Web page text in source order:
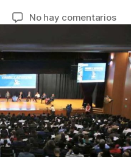
ail er
e
st
m
p
ar
tir
No hay comentariosen
la
de
en